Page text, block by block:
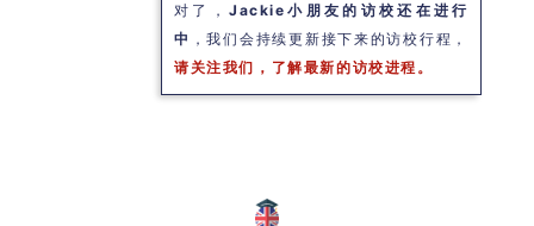
对了， Jackie小朋友的访校还在进行
中 ，我们会持续更新接下来的访校行程，
请关注我们，了解最新的访校进程。